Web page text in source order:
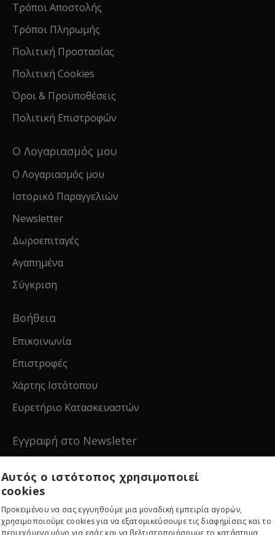
Τρόποι Αποστολής
Τρόποι Πληρωμής
Πολιτική Προστασίας
Πολιτική Cookies
Όροι & Προϋποθέσεις
Πολιτική Επιστροφών
Ο Λογαριασμός μου
Ο Λογαριασμός μου
Ιστορικό Παραγγελιών
Newsletter
Δωροεπιταγές
Αγαπημένα
Σύγκριση
Βοήθεια
Επικοινωνία
Επιστροφές
Χάρτης Ιστότοπου
Ευρετήριο Κατασκευαστών
Εγγραφή στο Newsleter
Εγγραφείτε για νέα και ειδικές προσφορές!
Αυτός ο ιστότοπος χρησιμοποιεί
cookies
Προκειμένου να σας εγγυηθούμε μια μοναδική εμπειρία αγορών,
χρησιμοποιούμε cookies για να εξατομικεύσουμε τις διαφημίσεις και το
περιεχόμενο μόνο για εσάς και να βελτιστοποιήσουμε το κατάστημα